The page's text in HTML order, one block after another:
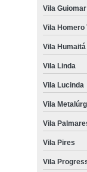
Vila Guiomar
Vila Homero
Vila Humaitá
Vila Linda
Vila Lucinda
Vila
Vila
Vila Pires
Vila